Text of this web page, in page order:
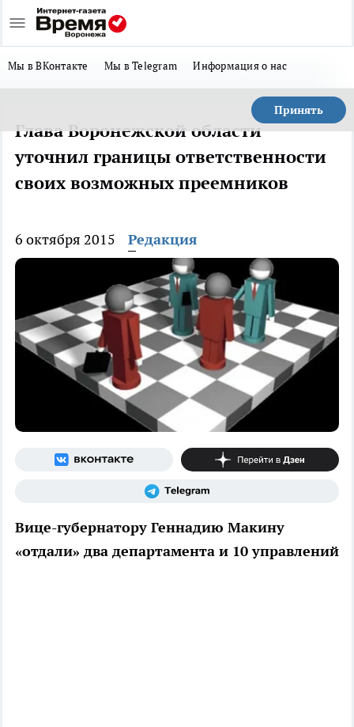
Мы в ВКонтакте Мы в Telegram Информация о нас
Принять
Глава Воронежской области
уточнил границы ответственности
своих возможных преемников
6 октября 2015 Редакция
Вице-губернатору Геннадию Макину
«отдали» два департамента и 10 управлений